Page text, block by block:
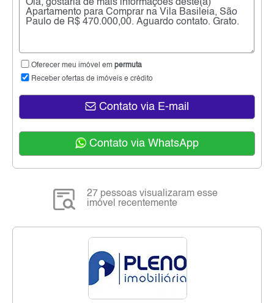
Oferecer meu imóvel em permuta
Receber ofertas de imóveis e crédito
Contato via E-mail
Contato via WhatsApp
27 pessoas visualizaram esse
imóvel recentemente